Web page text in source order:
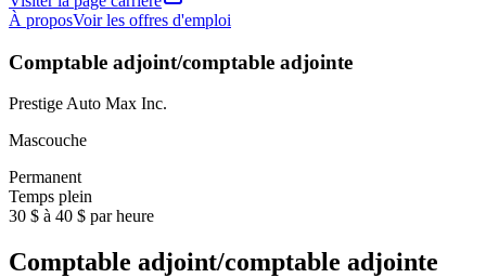
À proposVoir les offres d'emploi
Comptable adjoint/comptable adjointe
Prestige Auto Max Inc.
Mascouche
Permanent
Temps plein
30 $ à 40 $ par heure
Comptable adjoint/comptable adjointe